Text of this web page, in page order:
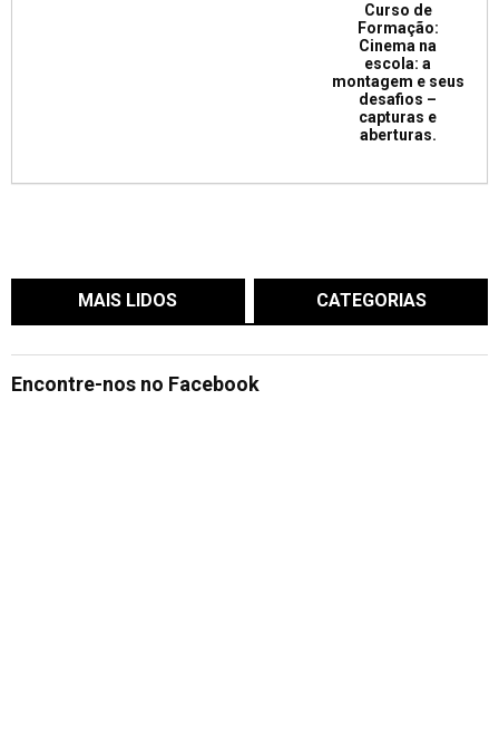
Curso de
Formação:
Cinema na
escola: a
montagem e seus
desafios –
capturas e
aberturas.
MAIS LIDOS CATEGORIAS
Encontre-nos no Facebook